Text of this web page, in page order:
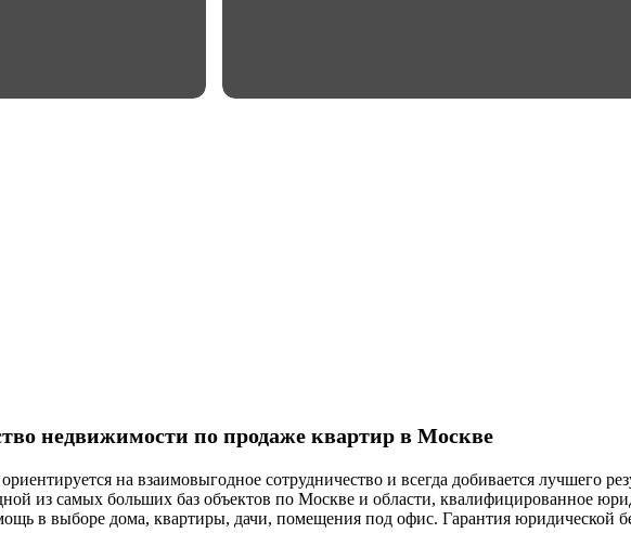
недвижимости по продаже квартир в Москве
на взаимовыгодное сотрудничество и всегда добивается лучшего
из самых больших баз объектов по Москве и области, квалифицированное
в выборе дома, квартиры, дачи, помещения под офис. Гарантия юридической